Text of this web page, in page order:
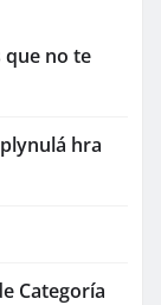
que no te
hra
Categoría